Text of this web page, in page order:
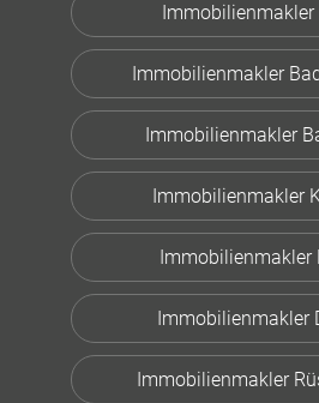
Immobilienmakler
Immobilienmakler
Immobilienmakler
Immobilienmakler
Immobilienmakler
Immobilienmakler
Immobilienmakler